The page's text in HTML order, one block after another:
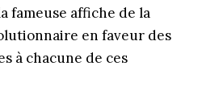
fameuse affiche de la
en faveur des
à chacune de ces